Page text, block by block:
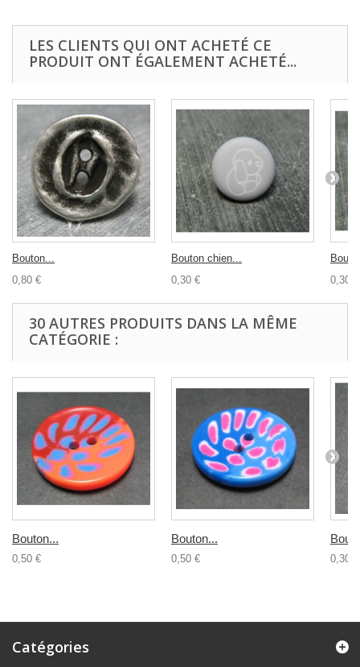
LES CLIENTS QUI ONT ACHETÉ CE
PRODUIT ONT ÉGALEMENT ACHETÉ...
Bouton...
0,80 €
Bouton chien...
0,30 €
0,30 €
30 AUTRES PRODUITS DANS LA MÊME
CATÉGORIE :
Bouton...
0,50 €
Bouton...
0,50 € 0,30 €
Catégories